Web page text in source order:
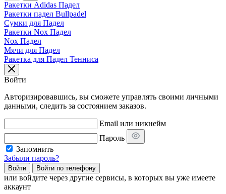
Ракетки Adidas Падел
Ракетки падел Bullpadel
Сумки для Падел
Ракетки Nox Падел
Nox Падел
Мячи для Падел
Ракетка для Падел Тенниса
Войти
Авторизировавшись, вы сможете управлять своими личными
данными, следить за состоянием заказов.
Email или никнейм
Пароль
Запомнить
Забыли пароль?
Войти Войти по телефону
или войдите через другие сервисы, в которых вы уже имеете
аккаунт